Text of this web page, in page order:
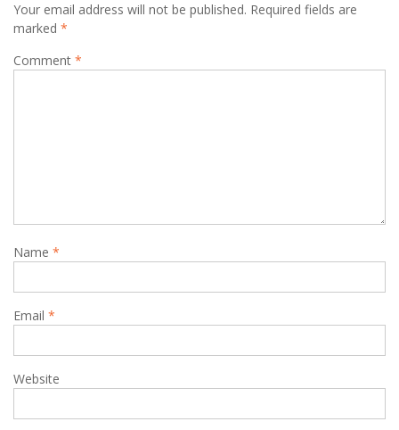
Your email address will not be published. Required fields are
marked *
Comment *
Name *
Email *
Website